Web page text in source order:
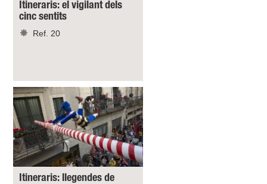
Itineraris: el vigilant dels
cinc sentits
Ref. 20
Itineraris: llegendes de